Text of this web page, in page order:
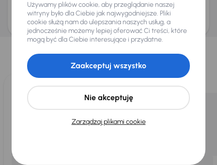
ani zagwarantowaną dostępnością pojazdu. AURES Holdings a.s., z siedzibą
Dopraváků 874/15, Čimice, 184 00 Praga 8, będzie przechowywać i przetwarzać
Twoje dane osobowe zgodnie z zasadami ochrony i przetwarzaniadanych
osobowych.
Wybraliśmy dla Ciebie
Wybieramy dla Ciebie
z naszej oferty. Kupimy
dla Ciebiedo 400 pojazdówkażdego dnia.
Używamy plików cookie, aby przeglądanie naszej
witryny było dla Ciebie jak najwygodniejsze. Pliki
cookie służą nam do ulepszania naszych usług, a
jednocześnie możemy lepiej oferować Ci treści, które
mogą być dla Ciebie interesujące i przydatne.
Zarządzaj plikami cookie
Nie akceptuję
Zaakceptuj wszystko